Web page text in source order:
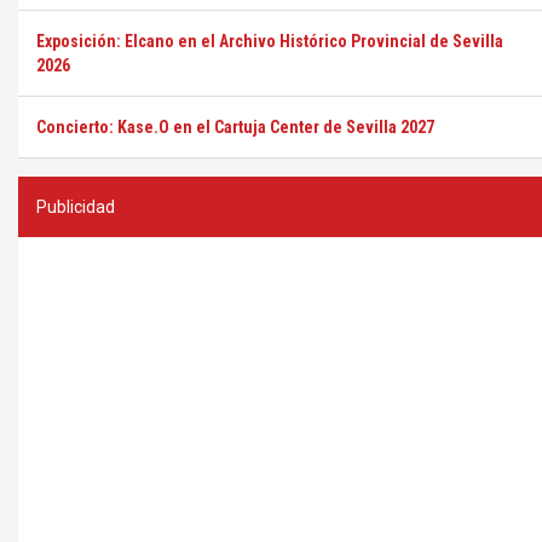
Exposición: Elcano en el Archivo Histórico Provincial de Sevilla
2026
Concierto: Kase.O en el Cartuja Center de Sevilla 2027
Publicidad